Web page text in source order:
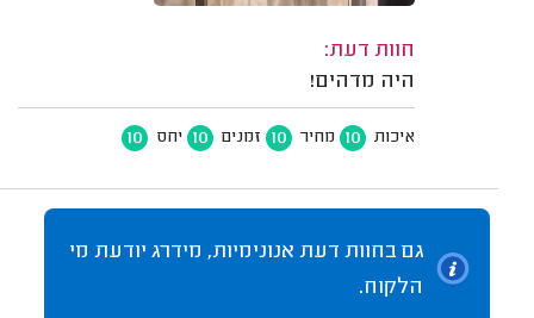
חוות דעת:
היה מדהים!
איכות 10 מחיר 10 זמנים 10 יחס 10
גם בחוות דעת אנונימיות, מידרג יודעת מי
הלקוח.